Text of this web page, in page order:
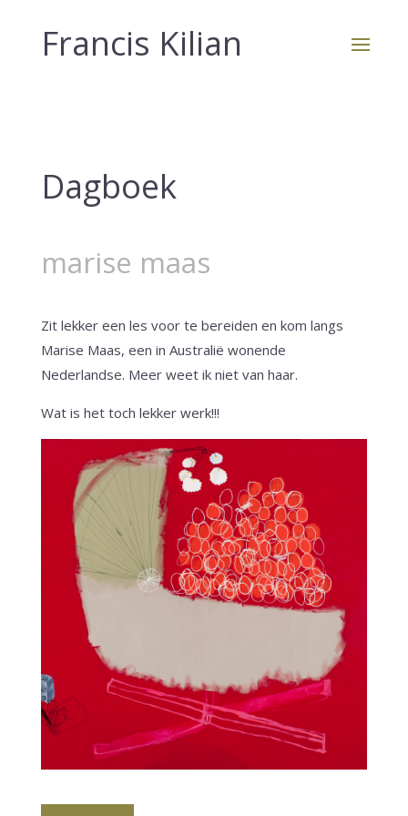
Francis Kilian
Dagboek
marise maas
Zit lekker een les voor te bereiden en kom langs
Marise Maas, een in Australië wonende
Nederlandse. Meer weet ik niet van haar.
Wat is het toch lekker werk!!!